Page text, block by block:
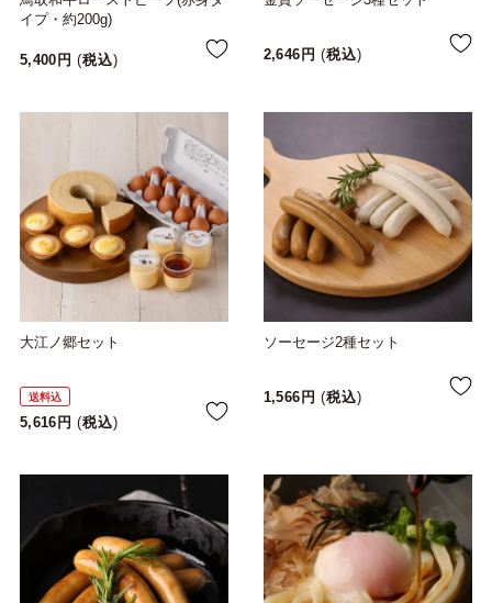
イプ・約200g)
5,400 税込 2,646 税込
大江ノ郷セット
送料込
5,616 税込
ソーセージ2種セット
1,566 税込